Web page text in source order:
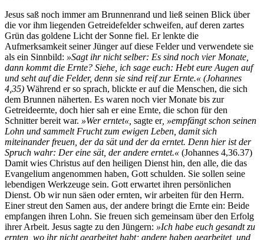
Jesus saß noch immer am Brunnenrand und ließ seinen Blick über
die vor ihm liegenden Getreidefelder schweifen, auf deren zartes
Grün das goldene Licht der Sonne fiel. Er lenkte die
Aufmerksamkeit seiner Jünger auf diese Felder und verwendete sie
als ein Sinnbild: »Sagt ihr nicht selber: Es sind noch vier Monate,
dann kommt die Ernte? Siehe, ich sage euch: Hebt eure Augen auf
und seht auf die Felder, denn sie sind reif zur Ernte.« (Johannes
4,35) Während er so sprach, blickte er auf die Menschen, die sich
dem Brunnen näherten. Es waren noch vier Monate bis zur
Getreideernte, doch hier sah er eine Ernte, die schon für den
Schnitter bereit war. »Wer erntet«, sagte er, »empfängt schon seinen
Lohn und sammelt Frucht zum ewigen Leben, damit sich
miteinander freuen, der da sät und der da erntet. Denn hier ist der
Spruch wahr: Der eine sät, der andere erntet.« (Johannes 4,36.37)
Damit wies Christus auf den heiligen Dienst hin, den alle, die das
Evangelium angenommen haben, Gott schulden. Sie sollen seine
lebendigen Werkzeuge sein. Gott erwartet ihren persönlichen
Dienst. Ob wir nun säen oder ernten, wir arbeiten für den Herrn.
Einer streut den Samen aus, der andere bringt die Ernte ein: Beide
empfangen ihren Lohn. Sie freuen sich gemeinsam über den Erfolg
ihrer Arbeit. Jesus sagte zu den Jüngern: »Ich habe euch gesandt zu
ernten, wo ihr nicht gearbeitet habt; andere haben gearbeitet, und